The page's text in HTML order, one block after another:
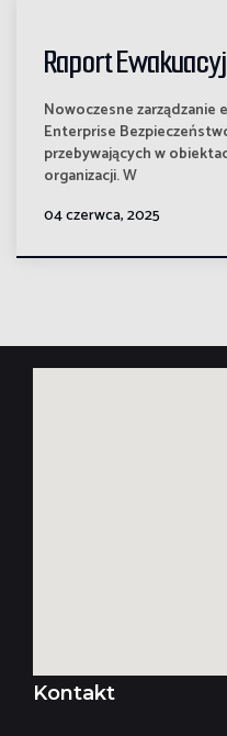
Raport
Nowoczesne zarządzanie
Enterprise
przebywających w
organizacji. W
04 czerwca, 2025
Kontakt